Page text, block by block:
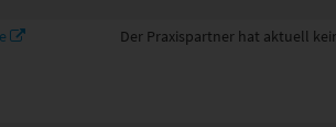
Der Praxispartner hat aktuell